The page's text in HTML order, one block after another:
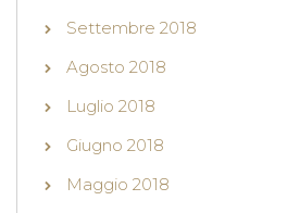
Settembre 2018
Agosto 2018
Luglio 2018
Giugno 2018
Maggio 2018